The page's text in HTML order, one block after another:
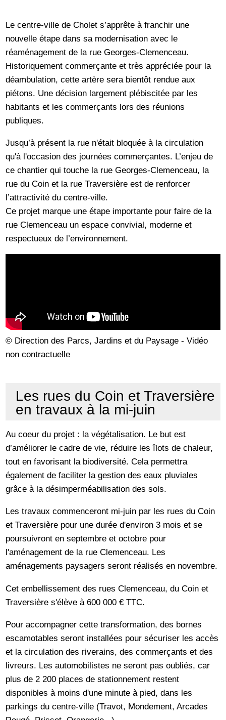
Le centre-ville de Cholet s’apprête à franchir une
nouvelle étape dans sa modernisation avec le
réaménagement de la rue Georges-Clemenceau.
Historiquement commerçante et très appréciée pour la
déambulation, cette artère sera bientôt rendue aux
piétons. Une décision largement plébiscitée par les
habitants et les commerçants lors des réunions
publiques.
Jusqu’à présent la rue n'était bloquée à la circulation
qu'à l'occasion des journées commerçantes. L’enjeu de
ce chantier qui touche la rue Georges-Clemenceau, la
rue du Coin et la rue Traversière est de renforcer
l’attractivité du centre-ville.
Ce projet marque une étape importante pour faire de la
rue Clemenceau un espace convivial, moderne et
respectueux de l’environnement.
© Direction des Parcs, Jardins et du Paysage - Vidéo
non contractuelle
Les rues du Coin et Traversière
en travaux à la mi-juin
Au coeur du projet : la végétalisation. Le but est
d’améliorer le cadre de vie, réduire les îlots de chaleur,
tout en favorisant la biodiversité. Cela permettra
également de faciliter la gestion des eaux pluviales
grâce à la désimperméabilisation des sols.
Les travaux commenceront mi-juin par les rues du Coin
et Traversière pour une durée d'environ 3 mois et se
poursuivront en septembre et octobre pour
l'aménagement de la rue Clemenceau. Les
aménagements paysagers seront réalisés en novembre.
Cet embellissement des rues Clemenceau, du Coin et
Traversière s'élève à 600 000 € TTC.
Pour accompagner cette transformation, des bornes
escamotables seront installées pour sécuriser les accès
et la circulation des riverains, des commerçants et des
livreurs. Les automobilistes ne seront pas oubliés, car
plus de 2 200 places de stationnement restent
disponibles à moins d'une minute à pied, dans les
parkings du centre-ville (Travot, Mondement, Arcades